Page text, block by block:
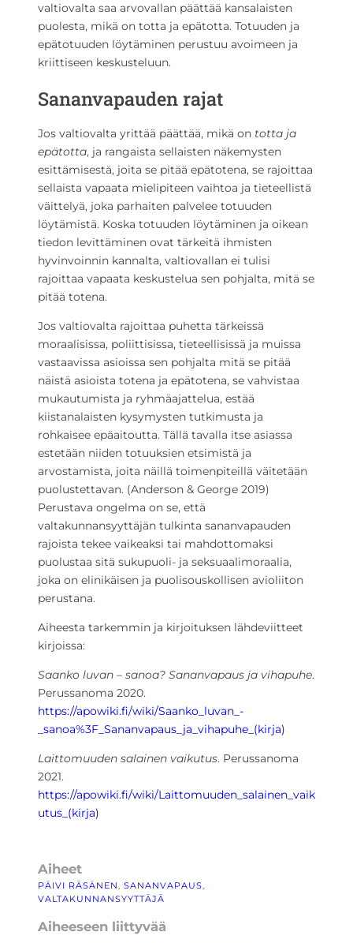
valtiovalta saa arvovallan päättää kansalaisten
puolesta, mikä on totta ja epätotta. Totuuden ja
epätotuuden löytäminen perustuu avoimeen ja
kriittiseen keskusteluun.
Sananvapauden rajat
Jos valtiovalta yrittää päättää, mikä on totta ja
epätotta, ja rangaista sellaisten näkemysten
esittämisestä, joita se pitää epätotena, se rajoittaa
sellaista vapaata mielipiteen vaihtoa ja tieteellistä
väittelyä, joka parhaiten palvelee totuuden
löytämistä. Koska totuuden löytäminen ja oikean
tiedon levittäminen ovat tärkeitä ihmisten
hyvinvoinnin kannalta, valtiovallan ei tulisi
rajoittaa vapaata keskustelua sen pohjalta, mitä se
pitää totena.
Jos valtiovalta rajoittaa puhetta tärkeissä
moraalisissa, poliittisissa, tieteellisissä ja muissa
vastaavissa asioissa sen pohjalta mitä se pitää
näistä asioista totena ja epätotena, se vahvistaa
mukautumista ja ryhmäajattelua, estää
kiistanalaisten kysymysten tutkimusta ja
rohkaisee epäaitoutta. Tällä tavalla itse asiassa
estetään niiden totuuksien etsimistä ja
arvostamista, joita näillä toimenpiteillä väitetään
puolustettavan. (Anderson & George 2019)
Perustava ongelma on se, että
valtakunnansyyttäjän tulkinta sananvapauden
rajoista tekee vaikeaksi tai mahdottomaksi
puolustaa sitä sukupuoli- ja seksuaalimoraalia,
joka on elinikäisen ja puolisouskollisen avioliiton
perustana.
Aiheesta tarkemmin ja kirjoituksen lähdeviitteet
kirjoissa:
Saanko luvan – sanoa? Sananvapaus ja vihapuhe.
Perussanoma 2020.
https://apowiki.fi/wiki/Saanko_luvan_-
_sanoa%3F_Sananvapaus_ja_vihapuhe_(kirja)
Laittomuuden salainen vaikutus. Perussanoma
2021.
https://apowiki.fi/wiki/Laittomuuden_salainen_vaik
utus_(kirja)
Aiheet
PÄIVI RÄSÄNEN, SANANVAPAUS
VALTAKUNNANSYYTTÄJÄ
Aiheeseen liittyvää